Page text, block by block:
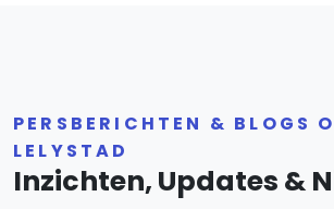
PERSBERICHTEN & BLOGS
LELYSTAD
Inzichten, Updates &